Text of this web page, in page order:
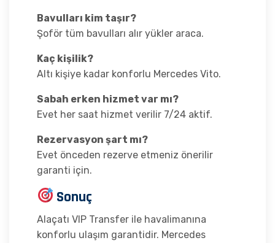
Bavulları kim taşır?
Şoför tüm bavulları alır yükler araca.
Kaç kişilik?
Altı kişiye kadar konforlu Mercedes Vito.
Sabah erken hizmet var mı?
Evet her saat hizmet verilir 7/24 aktif.
Rezervasyon şart mı?
Evet önceden rezerve etmeniz önerilir
garanti için.
Sonuç
Alaçatı VIP Transfer ile havalimanına
konforlu ulaşım garantidir. Mercedes